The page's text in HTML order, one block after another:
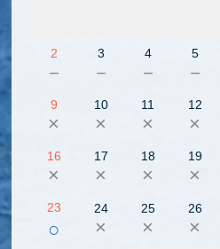
2
－
3
－
4
－
5
－
9
×
10
×
11
×
12
×
16
×
17
×
18
×
19
×
23
○
24
×
25
×
26
×